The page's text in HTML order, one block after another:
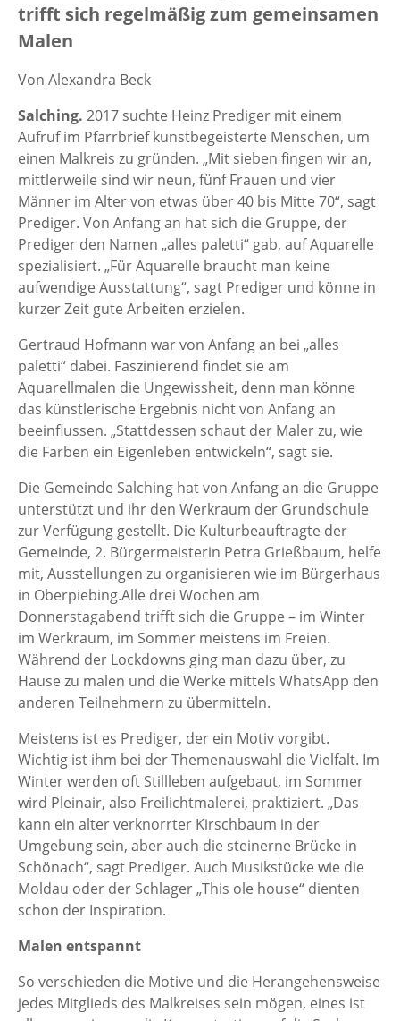
trifft sich regelmäßig zum gemeinsamen
Malen
Von Alexandra Beck
Salching. 2017 suchte Heinz Prediger mit einem
Aufruf im Pfarrbrief kunstbegeisterte Menschen, um
einen Malkreis zu gründen. „Mit sieben fingen wir an,
mittlerweile sind wir neun, fünf Frauen und vier
Männer im Alter von etwas über 40 bis Mitte 70“, sagt
Prediger. Von Anfang an hat sich die Gruppe, der
Prediger den Namen „alles paletti“ gab, auf Aquarelle
spezialisiert. „Für Aquarelle braucht man keine
aufwendige Ausstattung“, sagt Prediger und könne in
kurzer Zeit gute Arbeiten erzielen.
Gertraud Hofmann war von Anfang an bei „alles
paletti“ dabei. Faszinierend findet sie am
Aquarellmalen die Ungewissheit, denn man könne
das künstlerische Ergebnis nicht von Anfang an
beeinflussen. „Stattdessen schaut der Maler zu, wie
die Farben ein Eigenleben entwickeln“, sagt sie.
Die Gemeinde Salching hat von Anfang an die Gruppe
unterstützt und ihr den Werkraum der Grundschule
zur Verfügung gestellt. Die Kulturbeauftragte der
Gemeinde, 2. Bürgermeisterin Petra Grießbaum, helfe
mit, Ausstellungen zu organisieren wie im Bürgerhaus
in Oberpiebing.Alle drei Wochen am
Donnerstagabend trifft sich die Gruppe – im Winter
im Werkraum, im Sommer meistens im Freien.
Während der Lockdowns ging man dazu über, zu
Hause zu malen und die Werke mittels WhatsApp den
anderen Teilnehmern zu übermitteln.
Meistens ist es Prediger, der ein Motiv vorgibt.
Wichtig ist ihm bei der Themenauswahl die Vielfalt. Im
Winter werden oft Stillleben aufgebaut, im Sommer
wird Pleinair, also Freilichtmalerei, praktiziert. „Das
kann ein alter verknorrter Kirschbaum in der
Umgebung sein, aber auch die steinerne Brücke in
Schönach“, sagt Prediger. Auch Musikstücke wie die
Moldau oder der Schlager „This ole house“ dienten
schon der Inspiration.
Malen entspannt
So verschieden die Motive und die Herangehensweise
jedes Mitglieds des Malkreises sein mögen, eines ist